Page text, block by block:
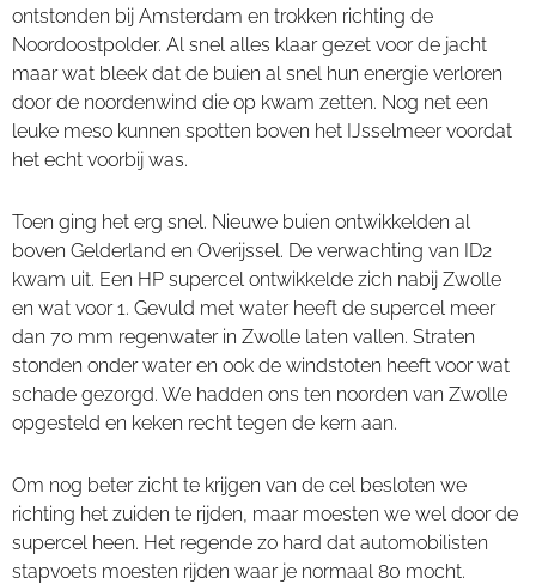
ontstonden bij Amsterdam en trokken richting de
Noordoostpolder. Al snel alles klaar gezet voor de jacht
maar wat bleek dat de buien al snel hun energie verloren
door de noordenwind die op kwam zetten. Nog net een
leuke meso kunnen spotten boven het IJsselmeer voordat
het echt voorbij was.
Toen ging het erg snel. Nieuwe buien ontwikkelden al
boven Gelderland en Overijssel. De verwachting van ID2
kwam uit. Een HP supercel ontwikkelde zich nabij Zwolle
en wat voor 1. Gevuld met water heeft de supercel meer
dan 70 mm regenwater in Zwolle laten vallen. Straten
stonden onder water en ook de windstoten heeft voor wat
schade gezorgd. We hadden ons ten noorden van Zwolle
opgesteld en keken recht tegen de kern aan.
Om nog beter zicht te krijgen van de cel besloten we
richting het zuiden te rijden, maar moesten we wel door de
supercel heen. Het regende zo hard dat automobilisten
stapvoets moesten rijden waar je normaal 80 mocht.